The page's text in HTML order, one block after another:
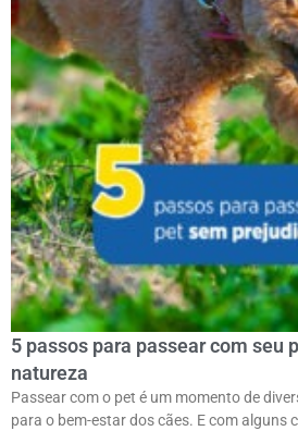
5 passos para passear com seu
natureza
Passear com o pet é um momento de
para o bem-estar dos cães. E com alguns